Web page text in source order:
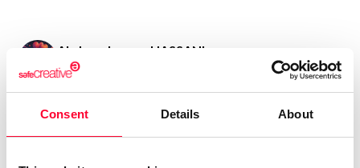
Consent Details About
Abderrahmane HASSANI
/ Literature / Visual arts
Send message Follow